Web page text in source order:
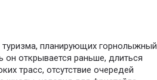
планирующих горнолыжный
он открывается раньше, длиться
трасс, отсутствие очередей